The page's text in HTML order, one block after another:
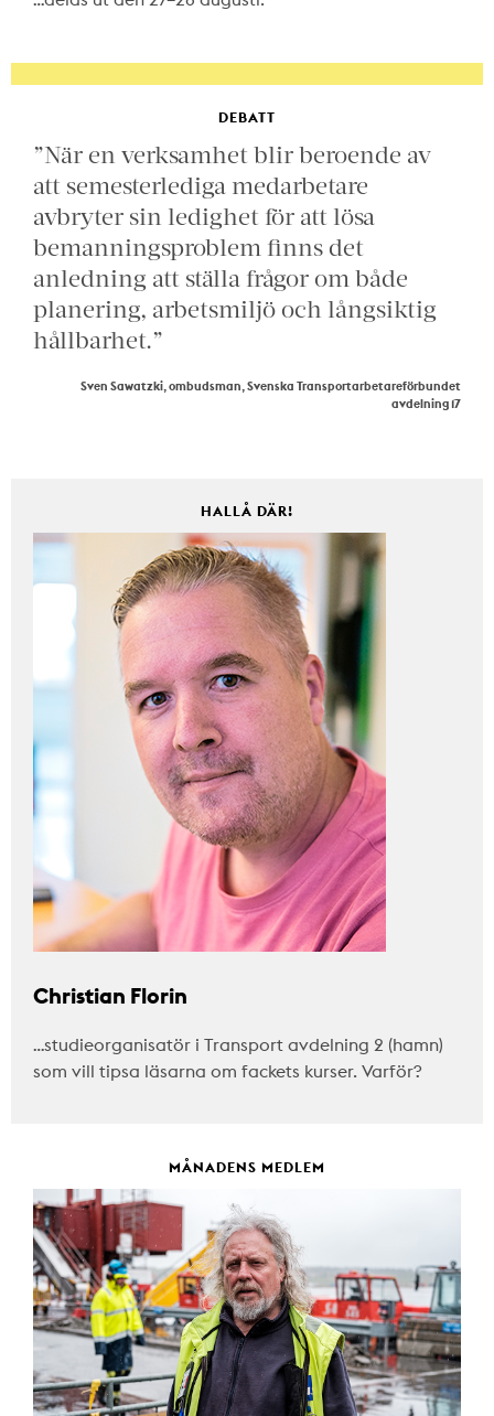
DEBATT
”När en verksamhet blir beroende av
att semesterlediga medarbetare
avbryter sin ledighet för att lösa
bemanningsproblem finns det
anledning att ställa frågor om både
planering, arbetsmiljö och långsiktig
hållbarhet.”
Sven Sawatzki, ombudsman, Svenska Transportarbetareförbundet
avdelning 17
HALLÅ DÄR!
Christian Florin
…studieorganisatör i Transport avdelning 2 (hamn)
som vill tipsa läsarna om fackets kurser. Varför?
MÅNADENS MEDLEM